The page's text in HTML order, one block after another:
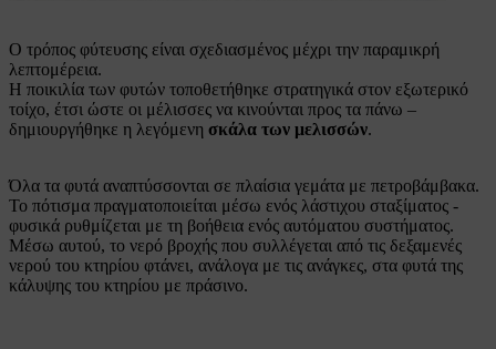
Ο τρόπος φύτευσης είναι σχεδιασμένος μέχρι την παραμικρή
λεπτομέρεια.
Η ποικιλία των φυτών τοποθετήθηκε στρατηγικά στον εξωτερικό
τοίχο, έτσι ώστε οι μέλισσες να κινούνται προς τα πάνω –
δημιουργήθηκε η λεγόμενη σκάλα των μελισσών.
Όλα τα φυτά αναπτύσσονται σε πλαίσια γεμάτα με πετροβάμβακα.
Το πότισμα πραγματοποιείται μέσω ενός λάστιχου σταξίματος -
φυσικά ρυθμίζεται με τη βοήθεια ενός αυτόματου συστήματος.
Μέσω αυτού, το νερό βροχής που συλλέγεται από τις δεξαμενές
νερού του κτηρίου φτάνει, ανάλογα με τις ανάγκες, στα φυτά της
κάλυψης του κτηρίου με πράσινο.